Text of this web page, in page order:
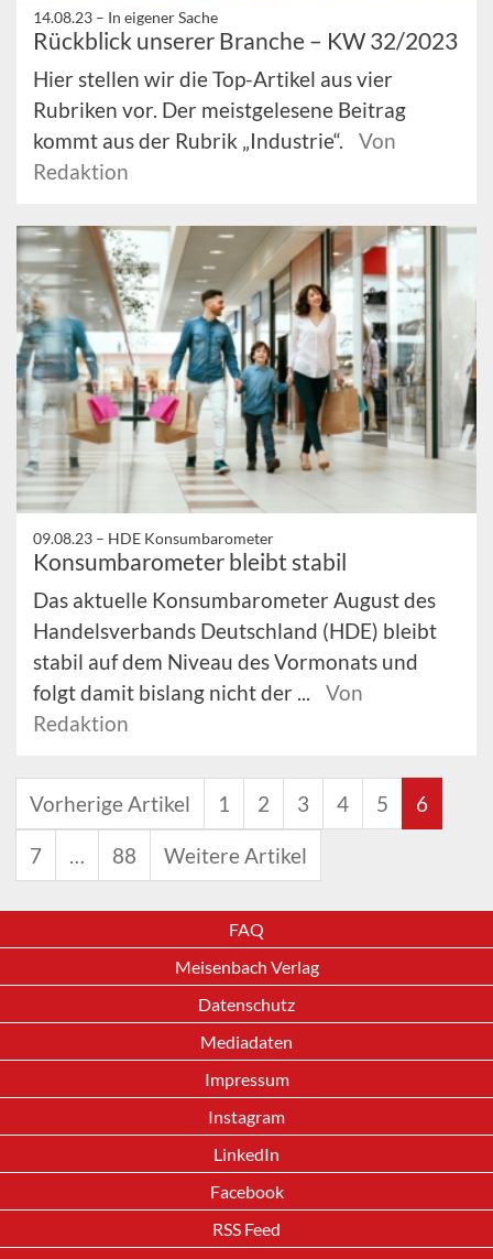
14.08.23 – In eigener Sache
Rückblick unserer Branche – KW 32/2023
Hier stellen wir die Top-Artikel aus vier
Rubriken vor. Der meistgelesene Beitrag
kommt aus der Rubrik „Industrie“.
Von
Redaktion
09.08.23 – HDE Konsumbarometer
Konsumbarometer bleibt stabil
Das aktuelle Konsumbarometer August des
Handelsverbands Deutschland (HDE) bleibt
stabil auf dem Niveau des Vormonats und
folgt damit bislang nicht der ...
Von
Redaktion
Vorherige Artikel 1 2 3 4 5 6
7 … 88 Weitere Artikel
FAQ
Meisenbach Verlag
Datenschutz
Mediadaten
Impressum
Instagram
LinkedIn
Facebook
RSS Feed